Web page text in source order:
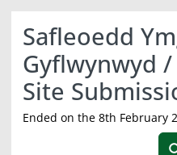
Safleoedd
Gyflwynwyd
Site
Ended on the 8th February